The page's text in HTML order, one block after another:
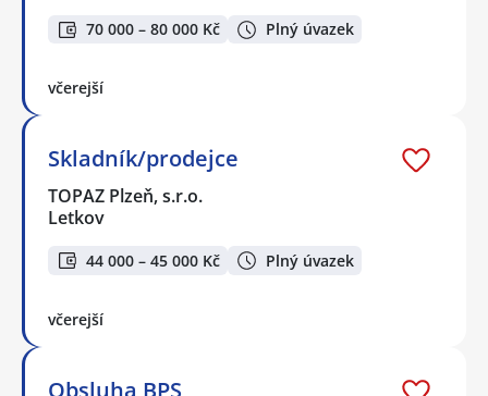
70 000 – 80 000 Kč Plný úvazek
včerejší
Skladník/prodejce
TOPAZ Plzeň, s.r.o.
Letkov
44 000 – 45 000 Kč Plný úvazek
včerejší
Obsluha BPS